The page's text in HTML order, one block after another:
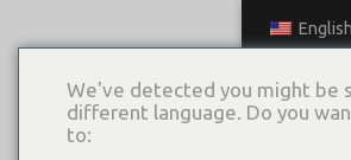
English
We've detected you might be
different language. Do you
to: